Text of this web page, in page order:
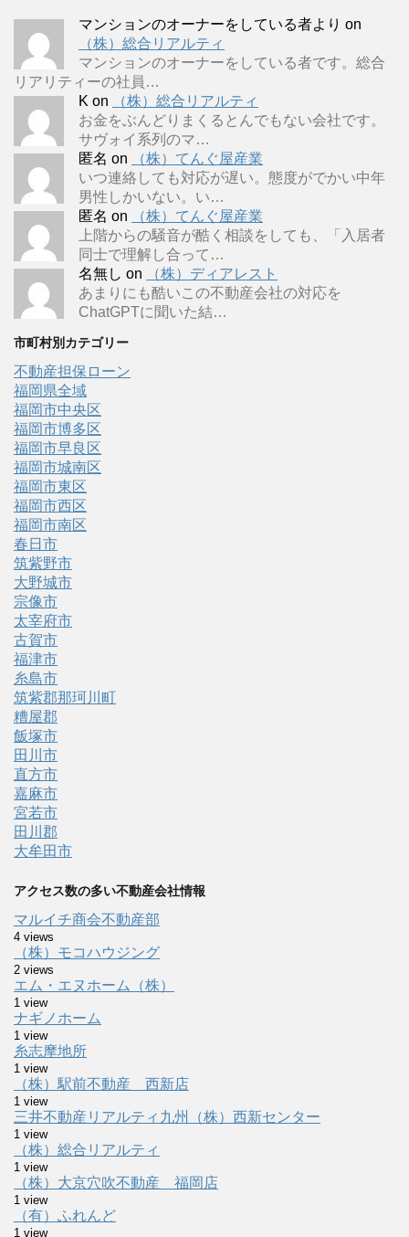
マンションのオーナーをしている者より on
（株）総合リアルティ
マンションのオーナーをしている者です。総合
リアリティーの社員…
K on
（株）総合リアルティ
お金をぶんどりまくるとんでもない会社です。
サヴォイ系列のマ…
匿名 on
（株）てんぐ屋産業
いつ連絡しても対応が遅い。態度がでかい中年
男性しかいない。い…
匿名 on
（株）てんぐ屋産業
上階からの騒音が酷く相談をしても、「入居者
同士で理解し合って…
名無し on
（株）ディアレスト
あまりにも酷いこの不動産会社の対応を
ChatGPTに聞いた結…
市町村別カテゴリー
不動産担保ローン
福岡県全域
福岡市中央区
福岡市博多区
福岡市早良区
福岡市城南区
福岡市東区
福岡市西区
福岡市南区
春日市
筑紫野市
大野城市
宗像市
太宰府市
古賀市
福津市
糸島市
筑紫郡那珂川町
糟屋郡
飯塚市
田川市
直方市
嘉麻市
宮若市
田川郡
大牟田市
アクセス数の多い不動産会社情報
マルイチ商会不動産部
4 views
（株）モコハウジング
2 views
エム・エヌホーム（株）
1 view
ナギノホーム
1 view
糸志摩地所
1 view
（株）駅前不動産 西新店
1 view
三井不動産リアルティ九州（株）西新センター
1 view
（株）総合リアルティ
1 view
（株）大京穴吹不動産 福岡店
1 view
（有）ふれんど
1 view